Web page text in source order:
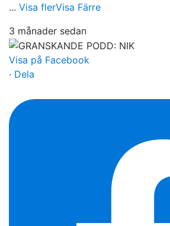
... Visa flerVisa Färre
3 månader sedan
Visa på Facebook
· Dela